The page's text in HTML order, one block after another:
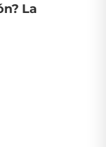
La